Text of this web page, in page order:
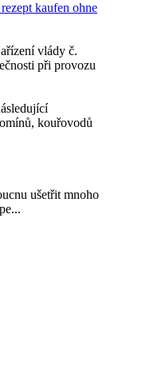
kaufen ohne
vlády č.
při provozu
kouřovodů
ušetřit mnoho